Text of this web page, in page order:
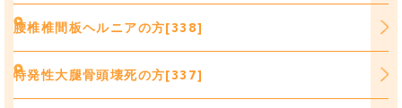
腰椎椎間板ヘルニアの方[338]
特発性大腿骨頭壊死の方[337]